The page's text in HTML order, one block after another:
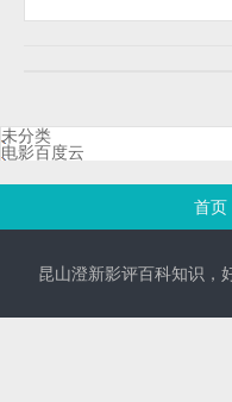
未分类
电影百度云
首页
昆山澄新影评百科知识，